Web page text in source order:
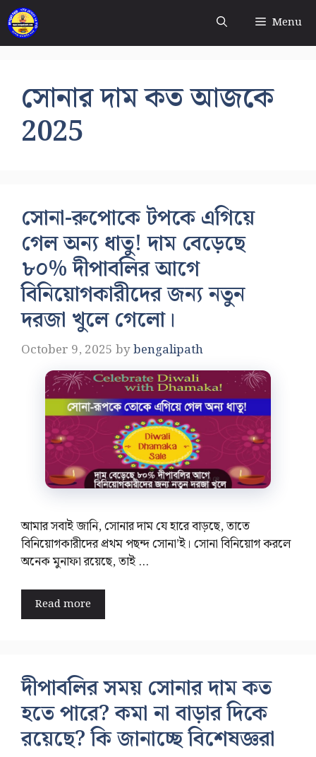
Skip
to
content
Menu
সোনার দাম কত আজকে
2025
সোনা-রুপোকে টপকে এগিয়ে
গেল অন্য ধাতু! দাম বেড়েছে
৮০% দীপাবলির আগে
বিনিয়োগকারীদের জন্য নতুন
দরজা খুলে গেলো।
October 9, 2025 bybengalipath
আমার সবাই জানি, সোনার দাম যে হারে বাড়ছে, তাতে
বিনিয়োগকারীদের প্রথম পছন্দ সোনা’ই। সোনা বিনিয়োগ করলে
অনেক মুনাফা রয়েছে, তাই …
Read more
দীপাবলির সময় সোনার দাম কত
হতে পারে? কমা না বাড়ার দিকে
রয়েছে? কি জানাচ্ছে বিশেষজ্ঞরা